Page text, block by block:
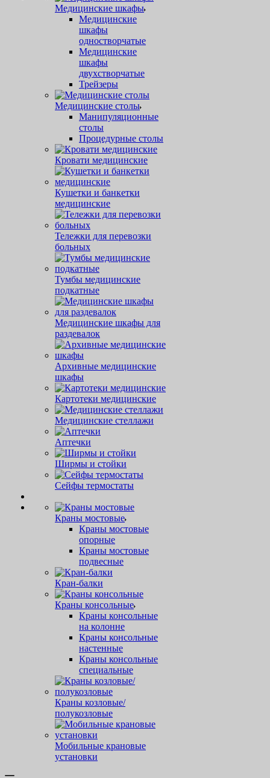
Медицинские шкафы
Медицинские
шкафы
одностворчатые
Медицинские
шкафы
двухстворчатые
Трейзеры
Медицинские столы
Манипуляционные
столы
Процедурные столы
Кровати медицинские
Кушетки и банкетки
медицинские
Тележки для перевозки
больных
Тумбы медицинские
подкатные
Медицинские шкафы для
раздевалок
Архивные медицинские
шкафы
Картотеки медицинские
Медицинские стеллажи
Аптечки
Ширмы и стойки
Сейфы термостаты
Краны мостовые
Краны мостовые
опорные
Краны мостовые
подвесные
Кран-балки
Краны консольные
Краны консольные
на колонне
Краны консольные
настенные
Краны консольные
специальные
Краны козловые/
полукозловые
Мобильные крановые
установки